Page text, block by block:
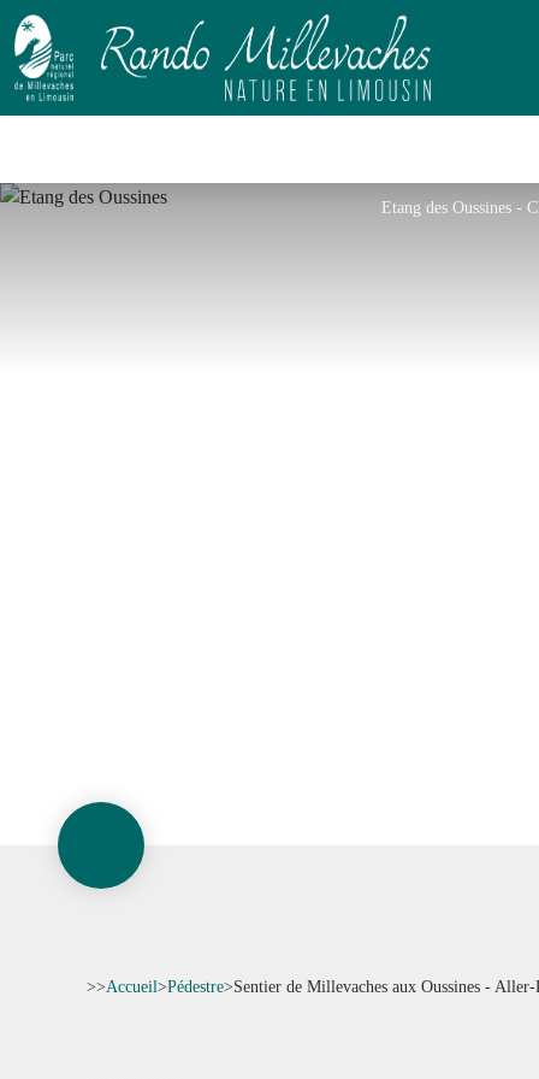
>>Accueil>Pédestre>Sentier de Millevaches aux Oussines - Aller-